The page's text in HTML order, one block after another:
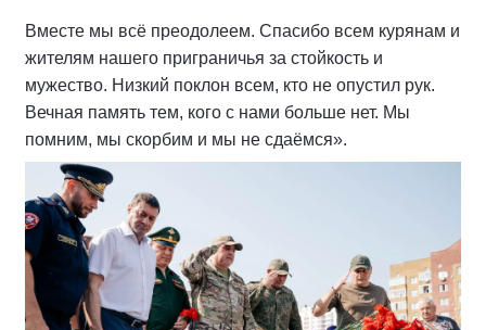
Вместе мы всё преодолеем. Спасибо всем курянам и
жителям нашего приграничья за стойкость и
мужество. Низкий поклон всем, кто не опустил рук.
Вечная память тем, кого с нами больше нет. Мы
помним, мы скорбим и мы не сдаёмся».